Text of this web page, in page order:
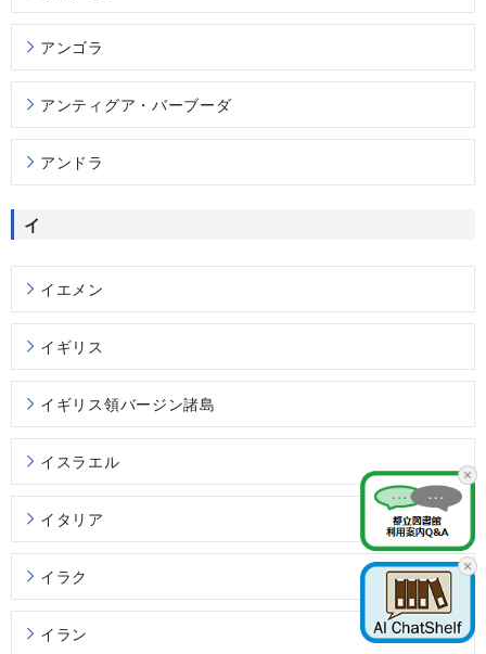
アンゴラ
アンティグア・バーブーダ
アンドラ
イ
イエメン
イギリス
イギリス領バージン諸島
イスラエル
イタリア
イラク
イラン